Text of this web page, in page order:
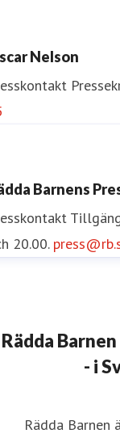
Nelson
Barnens
20.00.
Rädda
- i
Rädda